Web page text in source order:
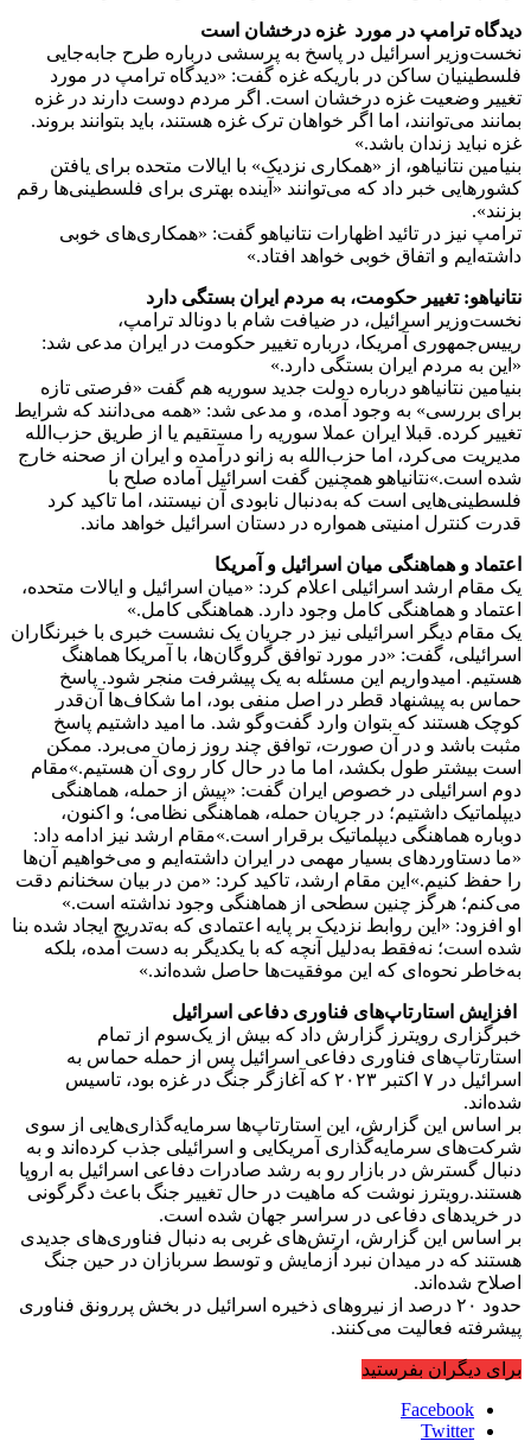
دیدگاه ترامپ در مورد غزه درخشان است
نخست‌وزیر اسرائیل در پاسخ به پرسشی درباره طرح جابه‌جایی
فلسطینیان ساکن در باریکه غزه گفت: «دیدگاه ترامپ در مورد
تغییر وضعیت غزه درخشان است. اگر مردم دوست دارند در غزه
بمانند می‌توانند، اما اگر خواهان ترک غزه هستند، باید بتوانند بروند.
غزه نباید زندان باشد.»
بنیامین نتانیاهو، از «همکاری نزدیک» با ایالات متحده برای یافتن
کشورهایی خبر داد که می‌توانند «آینده بهتری برای فلسطینی‌ها رقم
بزنند».
ترامپ نیز در تائید اظهارات نتانیاهو گفت: «همکاری‌های خوبی
داشته‌ایم و اتفاق خوبی خواهد افتاد.»
نتانیاهو: تغییر حکومت، به مردم ایران بستگی دارد
نخست‌وزیر اسرائیل، در ضیافت شام با دونالد ترامپ،
رییس‌جمهوری آمریکا، درباره تغییر حکومت در ایران مدعی شد:
«این به مردم ایران بستگی دارد.»
بنیامین نتانیاهو درباره دولت جدید سوریه هم گفت «فرصتی تازه
برای بررسی» به وجود آمده، و مدعی شد: «همه می‌دانند که شرایط
تغییر کرده. قبلا ایران عملا سوریه را مستقیم یا از طریق حزب‌الله
مدیریت می‌کرد، اما حزب‌الله به زانو درآمده و ایران از صحنه خارج
شده است.»نتانیاهو همچنین گفت اسرائیل آماده صلح با
فلسطینی‌هایی است که به‌دنبال نابودی آن نیستند، اما تاکید کرد
قدرت کنترل امنیتی همواره در دستان اسرائیل خواهد ماند.
اعتماد و هماهنگی میان اسرائیل و آمریکا
یک مقام ارشد اسرائیلی اعلام کرد: «میان اسرائیل و ایالات متحده،
اعتماد و هماهنگی کامل وجود دارد. هماهنگی کامل.»
یک مقام دیگر اسرائیلی نیز در جریان یک نشست خبری با خبرنگاران
اسرائیلی، گفت: «در مورد توافق گروگان‌ها، با آمریکا هماهنگ
هستیم. امیدواریم این مسئله به یک پیشرفت منجر شود. پاسخ
حماس به پیشنهاد قطر در اصل منفی بود، اما شکاف‌ها آن‌قدر
کوچک هستند که بتوان وارد گفت‌وگو شد. ما امید داشتیم پاسخ
مثبت باشد و در آن صورت، توافق چند روز زمان می‌برد. ممکن
است بیشتر طول بکشد، اما ما در حال کار روی آن هستیم.»مقام
دوم اسرائیلی در خصوص ایران گفت: «پیش از حمله، هماهنگی
دیپلماتیک داشتیم؛ در جریان حمله، هماهنگی نظامی؛ و اکنون،
دوباره هماهنگی دیپلماتیک برقرار است.»مقام ارشد نیز ادامه داد:
«ما دستاوردهای بسیار مهمی در ایران داشته‌ایم و می‌خواهیم آن‌ها
را حفظ کنیم.»این مقام ارشد، تاکید کرد: «من در بیان سخنانم دقت
می‌کنم؛ هرگز چنین سطحی از هماهنگی وجود نداشته است.»
او افزود: «این روابط نزدیک بر پایه‌ اعتمادی که به‌تدریج ایجاد شده بنا
شده است؛ نه‌فقط به‌دلیل آنچه که با یکدیگر به دست آمده، بلکه
به‌خاطر نحوه‌ای که این موفقیت‌ها حاصل شده‌اند.»
افزایش استارتاپ‌های فناوری دفاعی اسرائیل
خبرگزاری رویترز گزارش داد که بیش از یک‌سوم از تمام
استارتاپ‌های فناوری دفاعی اسرائیل پس از حمله حماس به
اسرائیل در ۷ اکتبر ۲۰۲۳ که آغازگر جنگ در غزه بود، تاسیس
شده‌اند.
بر اساس این گزارش، این استارتاپ‌ها سرمایه‌گذاری‌هایی از سوی
شرکت‌های سرمایه‌گذاری آمریکایی و اسرائیلی جذب کرده‌اند و به
دنبال گسترش در بازار رو به رشد صادرات دفاعی اسرائیل به اروپا
هستند.رویترز نوشت که ماهیت در حال تغییر جنگ باعث دگرگونی
در خریدهای دفاعی در سراسر جهان شده است.
بر اساس این گزارش، ارتش‌های غربی به دنبال فناوری‌های جدیدی
هستند که در میدان نبرد آزمایش و توسط سربازان در حین جنگ
اصلاح شده‌اند.
حدود ۲۰ درصد از نیروهای ذخیره اسرائیل در بخش پررونق فناوری
پیشرفته فعالیت می‌کنند.
برای دیگران بفرستید
Facebook
Twitter